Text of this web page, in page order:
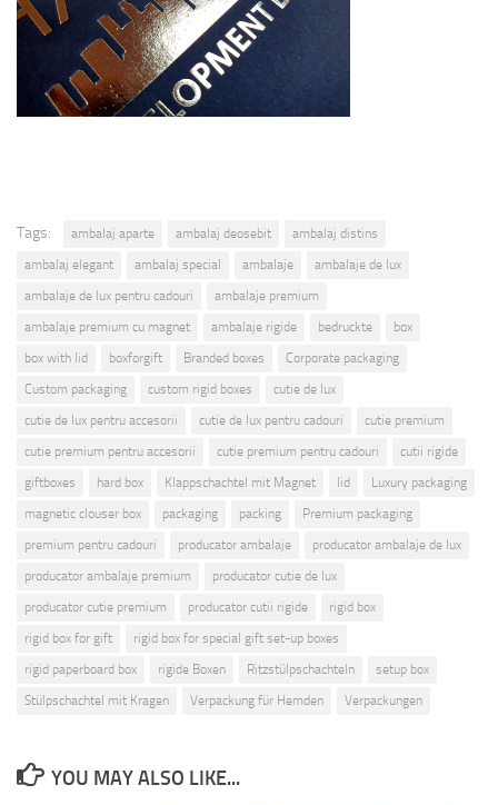
Tags: ambalaj aparte ambalaj deosebit
ambalaj distins
ambalaj elegant
ambalaj special ambalaje
ambalaje de lux
ambalaje de lux pentru cadouri
ambalaje premium
ambalaje premium cu magnet
ambalaje rigide bedruckte
box
box with lid
boxforgift Branded boxes
Corporate packaging
Custom packaging
custom rigid boxes
cutie de lux
cutie de lux pentru accesorii
cutie de lux pentru cadouri
cutie premium
cutie premium pentru accesorii
cutie premium pentru cadouri
cutii rigide
giftboxes
hard box Klappschachtel mit Magnet lid
Luxury packaging
magnetic clouser box
packaging packing
Premium packaging
premium pentru cadouri
producator ambalaje
producator ambalaje de lux
producator ambalaje premium
producator cutie de lux
producator cutie premium
producator cutii rigide
rigid box
rigid box for gift
rigid box for special gift set-up boxes
rigid paperboard box
rigide Boxen Ritzstülpschachteln
setup box
Stülpschachtel mit Kragen
Verpackung für Hemden Verpackungen
YOU MAY ALSO LIKE...